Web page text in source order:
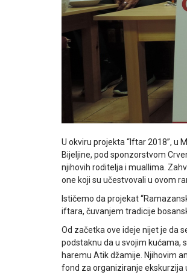
U okviru projekta “Iftar 2018”, u
Bijeljine, pod sponzorstvom
njihovih roditelja i muallima.
one koji su učestvovali u ovom
Ističemo da projekat
iftara, čuvanjem tradicije
Od začetka ove ideje nijet je da
podstaknu da u svojim kućama,
haremu Atik džamije. Njihovim
fond za organiziranje ekskurzija